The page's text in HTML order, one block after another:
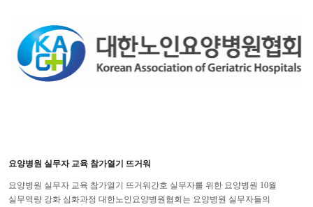
요양병원 실무자 교육 참가열기 뜨거워
요양병원 실무자 교육 참가열기 뜨거워간호 실무자를 위한 요양병원 10월
실무역량 강화 심화과정 대한노인요양병원협회는 요양병원 실무자들의